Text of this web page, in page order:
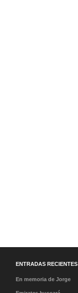
ENTRADAS RECIENTES
En memoria de Jorge
Messi: Condolencias a